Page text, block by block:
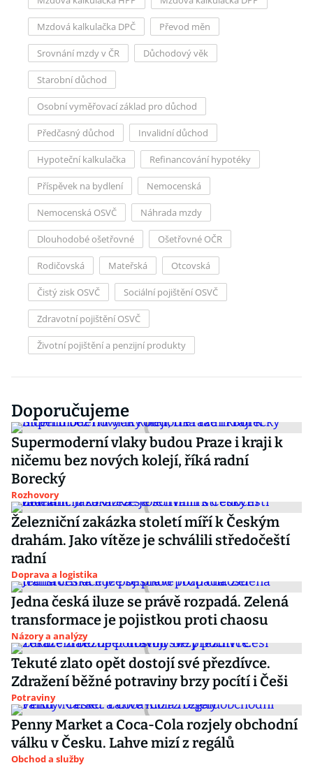
Mzdová kalkulačka DPČ Převod měn
Srovnání mzdy v ČR Důchodový věk
Starobní důchod
Osobní vyměřovací základ pro důchod
Předčasný důchod Invalidní důchod
Hypoteční kalkulačka Refinancování hypotéky
Příspěvek na bydlení Nemocenská
Nemocenská OSVČ Náhrada mzdy
Dlouhodobé ošetřovné Ošetřovné OČR
Rodičovská Mateřská Otcovská
Čistý zisk OSVČ Sociální pojištění OSVČ
Zdravotní pojištění OSVČ
Životní pojištění a penzijní produkty
Doporučujeme
Supermoderní vlaky budou Praze i kraji k
ničemu bez nových kolejí, říká radní
Borecký
Rozhovory
Železniční zakázka století míří k Českým
drahám. Jako vítěze je schválili středočeští
radní
Doprava a logistika
Jedna česká iluze se právě rozpadá. Zelená
transformace je pojistkou proti chaosu
Názory a analýzy
Tekuté zlato opět dostojí své přezdívce.
Zdražení běžné potraviny brzy pocítí i Češi
Potraviny
Penny Market a Coca-Cola rozjely obchodní
válku v Česku. Lahve mizí z regálů
Obchod a služby